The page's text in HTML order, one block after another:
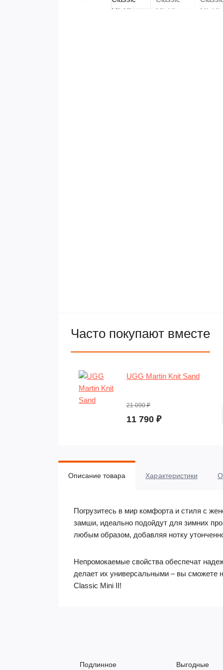
Часто покупают вместе
UGG Martin Knit Sand
21 090 ₽
11 790 ₽
Описание товара Характеристики
Погрузитесь в мир комфорта и стиля с
замши, идеально подойдут для зимних
любым образом, добавляя нотку
Непромокаемые свойства обеспечат
делает их универсальными – вы сможете
Classic Mini II!
Подлинное Выгодные